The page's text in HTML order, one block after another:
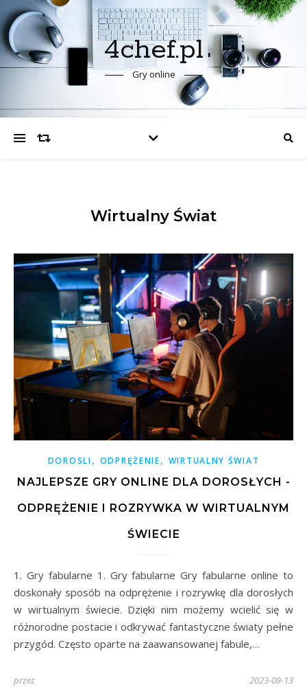
4chef.pl
Gry online
Wirtualny Świat
DOROSLI, ODPRĘŻENIE, WIRTUALNY ŚWIAT
NAJLEPSZE GRY ONLINE DLA DOROSŁYCH -
ODPRĘŻENIE I ROZRYWKA W WIRTUALNYM
ŚWIECIE
1. Gry fabularne 1. Gry fabularne Gry fabularne online to
doskonały sposób na odprężenie i rozrywkę dla dorosłych
w wirtualnym świecie. Dzięki nim możemy wcielić się w
różnorodne postacie i odkrywać fantastyczne światy pełne
przygód. Często oparte na zaawansowanej fabule,…
przez 2023-09-13